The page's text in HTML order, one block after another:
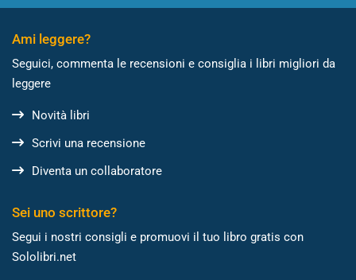
Ami leggere?
Seguici, commenta le recensioni e consiglia i libri migliori da
leggere
Novità libri
Scrivi una recensione
Diventa un collaboratore
Sei uno scrittore?
Segui i nostri consigli e promuovi il tuo libro gratis con
Sololibri.net